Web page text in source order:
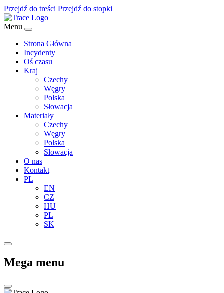
Przejdź do treści Przejdź do stopki
Menu
Strona Główna
Incydenty
Oś czasu
Kraj
Czechy
Węgry
Polska
Słowacja
Materiały
Czechy
Węgry
Polska
Słowacja
O nas
Kontakt
PL
EN
CZ
HU
PL
SK
Mega menu